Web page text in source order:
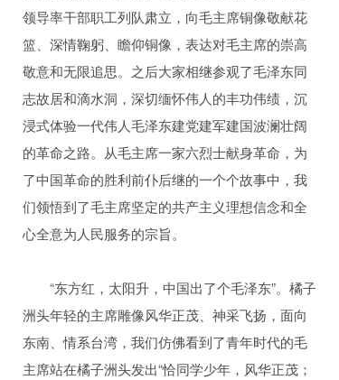
领导率干部职工列队肃立，向毛主席铜像敬献花
篮、深情鞠躬、瞻仰铜像，表达对毛主席的崇高
敬意和无限追思。之后大家相继参观了毛泽东同
志故居和滴水洞，深切缅怀伟人的丰功伟绩，沉
浸式体验一代伟人毛泽东建党建军建国波澜壮阔
的革命之路。从毛主席一家六烈士献身革命，为
了中国革命的胜利前仆后继的一个个故事中，我
们领悟到了毛主席坚定的共产主义理想信念和全
心全意为人民服务的宗旨。
“东方红，太阳升，中国出了个毛泽东”。橘子
洲头年轻的主席雕像风华正茂、神采飞扬，面向
东南、情系台湾，我们仿佛看到了青年时代的毛
主席站在橘子洲头发出“恰同学少年，风华正茂；